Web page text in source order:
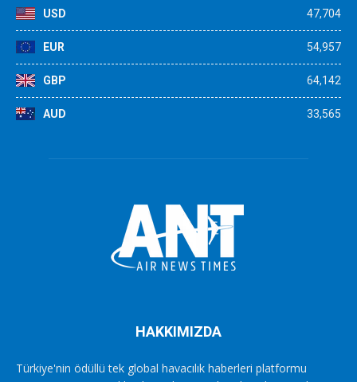
USD 47,704
EUR 54,957
GBP 64,142
AUD 33,565
HAKKIMIZDA
Türkiye'nin ödüllü tek global havacılık haberleri platformu